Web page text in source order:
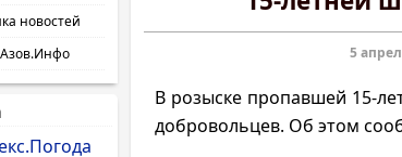
новостей
5
В розыске пропавшей 15-
добровольцев. Об этом